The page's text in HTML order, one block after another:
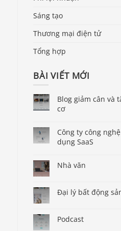
Sáng tạo
Thương mại điện tử
Tổng hợp
BÀI VIẾT MỚI
Blog giảm cân và
cơ
Công ty công
dụng SaaS
Nhà văn
Đại lý bất động
Podcast